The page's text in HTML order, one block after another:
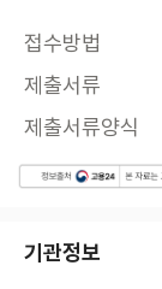
접수방법
제출서류
제출서류양식
기관정보